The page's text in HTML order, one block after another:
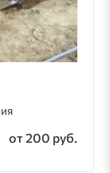
от 200 руб.